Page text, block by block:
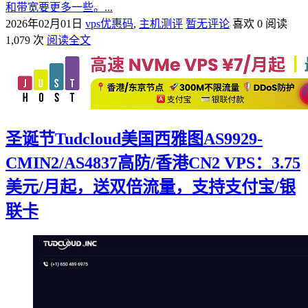
和带宽要更多一些。...
2026年02月01日 vps优惠码, 主机测评 暂无评论 喜欢 0 阅读
1,079 次 阅读全文
圣诞节Tudcloud美国西雅图AS9929-
CMIN2/AS4837高防/香港CN2 VPS：3.75
美元/月起，送双倍流量，支持支付宝/银
联卡